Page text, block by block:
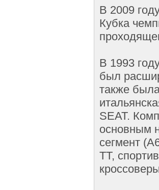
В 2009
Кубка
В 1993
был
также
SEAT.
основным
сегмент
TT,